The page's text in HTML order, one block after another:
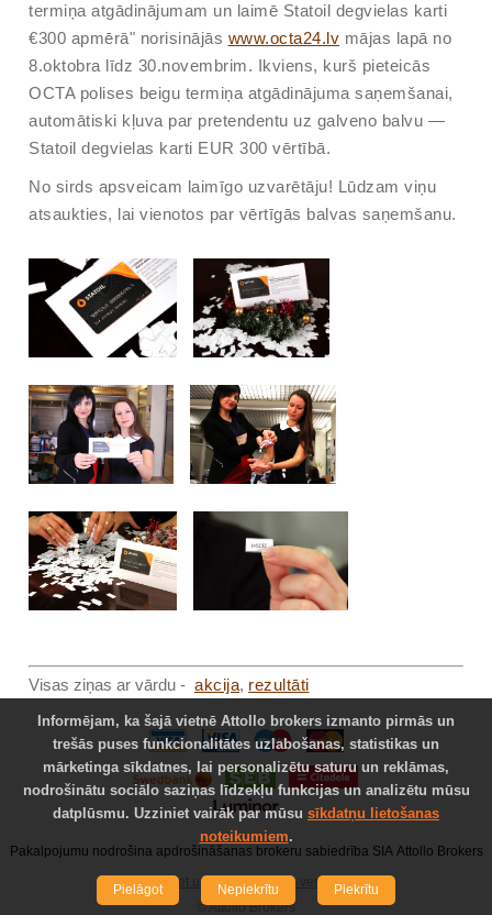
termiņa atgādinājumam un laimē Statoil degvielas karti
€300 apmērā" norisinājās www.octa24.lv mājas lapā no
8.oktobra līdz 30.novembrim. Ikviens, kurš pieteicās
OCTA polises beigu termiņa atgādinājuma saņemšanai,
automātiski kļuva par pretendentu uz galveno balvu —
Statoil degvielas karti EUR 300 vērtībā.
No sirds apsveicam laimīgo uzvarētāju! Lūdzam viņu
atsaukties, lai vienotos par vērtīgās balvas saņemšanu.
Visas ziņas ar vārdu - akcija, rezultāti
Pakalpojumu nodrošina apdrošināšanas brokeru sabiedrība SIA Attollo Brokers
Pāriet uz octa24.lv pilno versiju
© Attollo Brokers
Informējam, ka šajā vietnē Attollo brokers izmanto pirmās un
trešās puses funkcionalitātes uzlabošanas, statistikas un
mārketinga sīkdatnes, lai personalizētu saturu un reklāmas,
nodrošinātu sociālo saziņas līdzekļu funkcijas un analizētu mūsu
datplūsmu. Uzziniet vairāk par mūsu sīkdatņu lietošanas
noteikumiem.
Pielāgot Nepiekrītu Piekrītu